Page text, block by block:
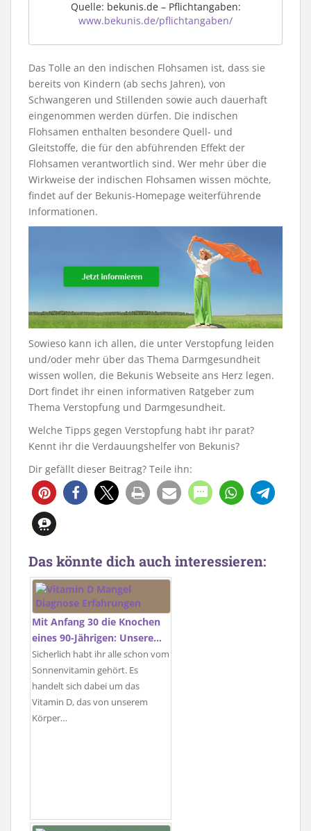
Quelle: bekunis.de – Pflichtangaben:
www.bekunis.de/pflichtangaben/
Das Tolle an den indischen Flohsamen ist, dass sie
bereits von Kindern (ab sechs Jahren), von
Schwangeren und Stillenden sowie auch dauerhaft
eingenommen werden dürfen. Die indischen
Flohsamen enthalten besondere Quell- und
Gleitstoffe, die für den abführenden Effekt der
Flohsamen verantwortlich sind. Wer mehr über die
Wirkweise der indischen Flohsamen wissen möchte,
findet auf der Bekunis-Homepage weiterführende
Informationen.
Sowieso kann ich allen, die unter Verstopfung leiden
und/oder mehr über das Thema Darmgesundheit
wissen wollen, die Bekunis Webseite ans Herz legen.
Dort findet ihr einen informativen Ratgeber zum
Thema Verstopfung und Darmgesundheit.
Welche Tipps gegen Verstopfung habt ihr parat?
Kennt ihr die Verdauungshelfer von Bekunis?
Dir gefällt dieser Beitrag? Teile ihn:
8
Das könnte dich auch interessieren:
Mit Anfang 30 die Knochen
eines 90-Jährigen: Unsere…
Sicherlich habt ihr alle schon vom
Sonnenvitamin gehört. Es
handelt sich dabei um das
Vitamin D, das von unserem
Körper…